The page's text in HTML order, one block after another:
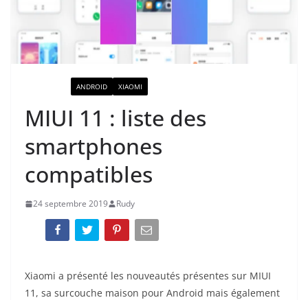
ANDROID XIAOMI
MIUI 11 : liste des
smartphones
compatibles
24 septembre 2019 Rudy
Xiaomi a présenté les nouveautés présentes sur MIUI
11, sa surcouche maison pour Android mais également